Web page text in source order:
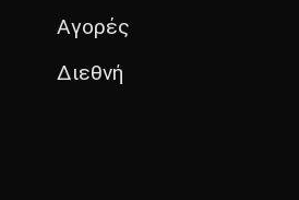
Αγορές
Διεθνή